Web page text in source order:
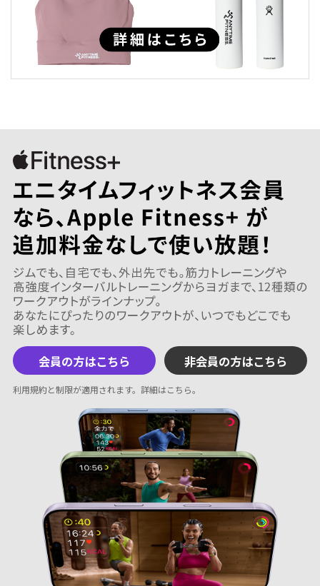
会員の方はこちら 非会員の方はこちら
利用規約と制限が適用されます。 詳細はこちら。